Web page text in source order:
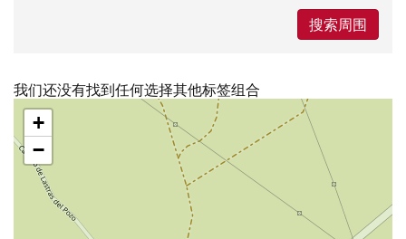
搜索周围
我们还没有找到任何选择其他标签组合
跳
地
图
+
−